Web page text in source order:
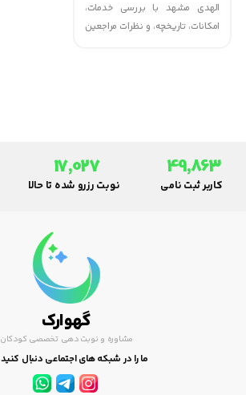
الهدی مشهد با بررسی خدمات،
امکانات، تاریخچه، و نظرات مراجعین
49,863
کاربر ثبت نامی
17,027
نوبت رزرو شده تا حالا
گهوارک
مشاوره و نوبت دهی تخصصی کودکان
ما را در شبکه های اجتماعی دنبال کنید